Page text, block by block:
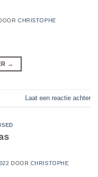
CHRISTOPHE
→
Laat een reactie achter
DOOR CHRISTOPHE